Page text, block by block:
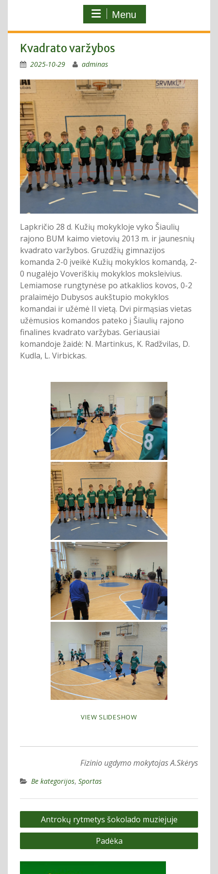
Menu
Kvadrato varžybos
2025-10-29 adminas
Lapkričio 28 d. Kužių mokykloje vyko Šiaulių
rajono BUM kaimo vietovių 2013 m. ir jaunesnių
kvadrato varžybos. Gruzdžių gimnazijos
komanda 2-0 įveikė Kužių mokyklos komandą, 2-
0 nugalėjo Voveriškių mokyklos moksleivius.
Lemiamose rungtynėse po atkaklios kovos, 0-2
pralaimėjo Dubysos aukštupio mokyklos
komandai ir užėmė II vietą. Dvi pirmąsias vietas
užėmusios komandos pateko į Šiaulių rajono
finalines kvadrato varžybas. Geriausiai
komandoje žaidė: N. Martinkus, K. Radžvilas, D.
Kudla, L. Virbickas.
VIEW SLIDESHOW
Fizinio ugdymo mokytojas A.Skėrys
Be kategorijos, Sportas
Navigacija
tarp
Antrokų rytmetys šokolado muziejuje
Padėka